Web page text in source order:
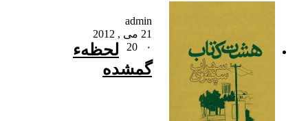
admin
21 می , 2012
۰
لحظهء
گمشده